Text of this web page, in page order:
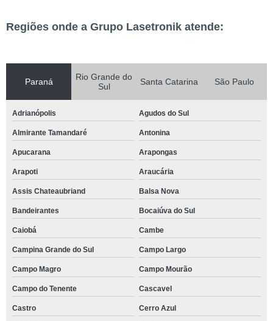
Regiões onde a Grupo Lasetronik atende:
Paraná
Rio Grande do
Sul
Santa Catarina São Paulo
Adrianópolis Agudos do Sul
Almirante Tamandaré Antonina
Apucarana Arapongas
Arapoti Araucária
Assis Chateaubriand Balsa Nova
Bandeirantes Bocaiúva do Sul
Caiobá Cambe
Campina Grande do Sul Campo Largo
Campo Magro Campo Mourão
Campo do Tenente Cascavel
Castro Cerro Azul